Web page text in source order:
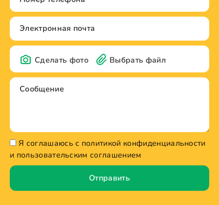
Сделать фото Выбрать файл
Я соглашаюсь с политикой конфиденциальности
и пользовательским соглашением
Отправить